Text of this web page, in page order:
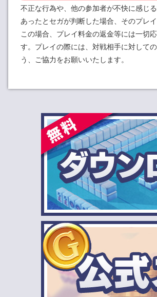
不正な行為や、他の参加者が不快に感じ
あったとセガが判断した場合、そのプレ
この場合、プレイ料金の返金等には一切
す。プレイの際には、対戦相手に対して
う、ご協力をお願いいたします。